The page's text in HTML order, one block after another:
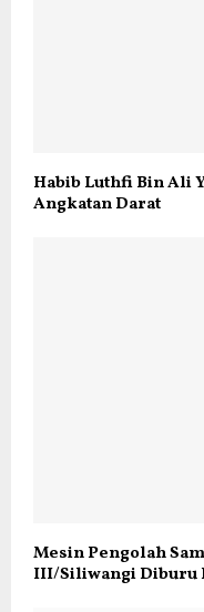
Habib Luthfi Bin Ali
Angkatan Darat
Mesin Pengolah
III/Siliwangi Diburu